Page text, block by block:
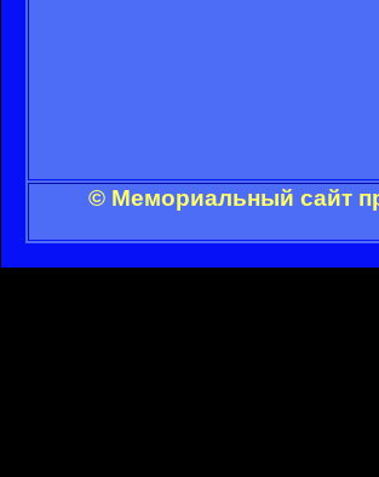
© Мемориальный сайт